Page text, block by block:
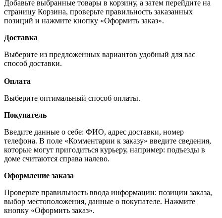
Добавьте выбранные товары в корзину, а затем перейдите на
страницу Корзина, проверьте правильность заказанных
позиций и нажмите кнопку «Оформить заказ».
Доставка
Выберите из предложенных вариантов удобный для вас
способ доставки.
Оплата
Выберите оптимальный способ оплаты.
Покупатель
Введите данные о себе: ФИО, адрес доставки, номер
телефона. В поле «Комментарии к заказу» введите сведения,
которые могут пригодиться курьеру, например: подъезды в
доме считаются справа налево.
Оформление заказа
Проверьте правильность ввода информации: позиции заказа,
выбор местоположения, данные о покупателе. Нажмите
кнопку «Оформить заказ».